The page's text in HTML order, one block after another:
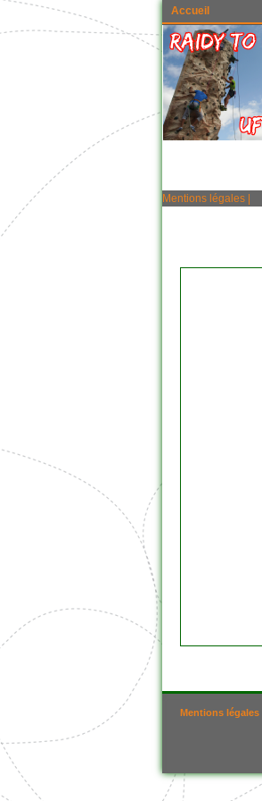
Accueil
Mentions légales
Mentions légales